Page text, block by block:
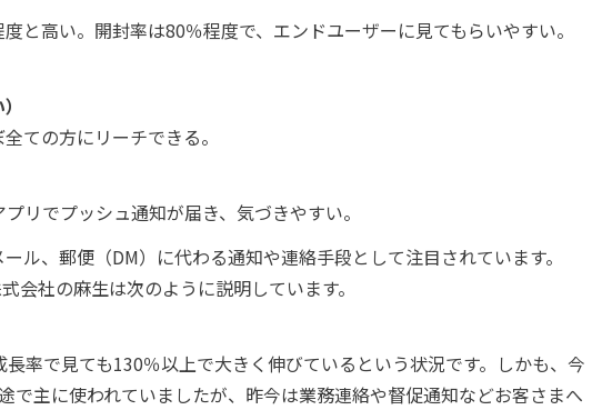
と高い。開封率は80％程度で、エンドユーザーに見てもらいやすい。
ての方にリーチできる。
リでプッシュ通知が届き、気づきやすい。
ル、郵便（DM）に代わる通知や連絡手段として注目されています。
会社の麻生は次のように説明しています。
長率で見ても130％以上で大きく伸びているという状況です。しかも、今
で主に使われていましたが、昨今は業務連絡や督促通知などお客さまへ